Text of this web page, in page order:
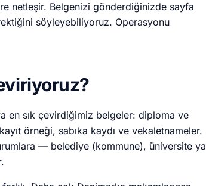
netleşir. Belgenizi gönderdiğinizde sayfa
söyleyebiliyoruz. Operasyonu
en sık çevirdiğimiz belgeler: diploma ve
örneği, sabıka kaydı ve vekaletnameler.
— belediye (kommune), üniversite ya